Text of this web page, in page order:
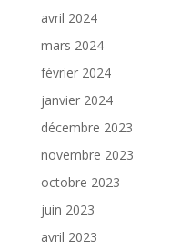
avril 2024
mars 2024
février 2024
janvier 2024
décembre 2023
novembre 2023
octobre 2023
juin 2023
avril 2023